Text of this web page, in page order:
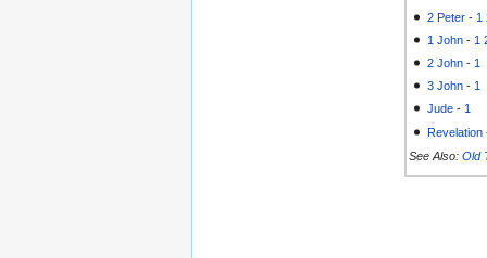
2 Peter - 1
1 John - 1
2 John - 1
3 John - 1
Jude - 1
Revelation
See Also: Old